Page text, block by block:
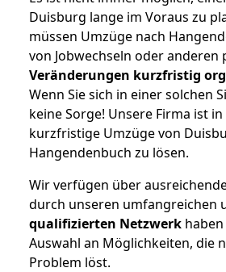
Duisburg lange im Voraus zu
müssen Umzüge nach
von Jobwechseln oder anderen
Veränderungen kurzfristig
Wenn Sie sich in einer solchen
keine Sorge! Unsere Firma ist
kurzfristige Umzüge von
Hangendenbuch zu lösen.
Wir verfügen über
durch unseren umfangreichen
qualifizierten Netzwerk
Auswahl an Möglichkeiten, die
Problem löst.